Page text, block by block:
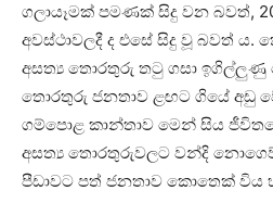
ගලායෑමක් පමණක් සිදු වන බවත්,
අවස්ථාවලදී ද එසේ සිදු වූ බවත් ය.
අසත්‍ය තොරතුරු තටු ගසා ඉගිල්ලුණු
තොරතුරු ජනතාව ළඟට ගියේ අඩු
ගම්පොළ කාන්තාව මෙන් සිය
අසත්‍ය තොරතුරුවලට වන්දි
පීඩාවට පත් ජනතාව කොතෙක් විය